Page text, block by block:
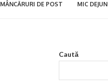
MÂNCĂRURI DE POST MIC DEJUN
Caută